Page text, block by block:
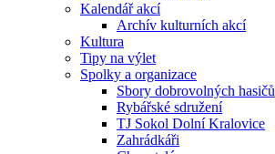
Kalendář akcí
Archív kulturních akcí
Kultura
Tipy na výlet
Spolky a organizace
Sbory dobrovolných hasičů
Rybářské sdružení
TJ Sokol Dolní Kralovice
Zahrádkáři